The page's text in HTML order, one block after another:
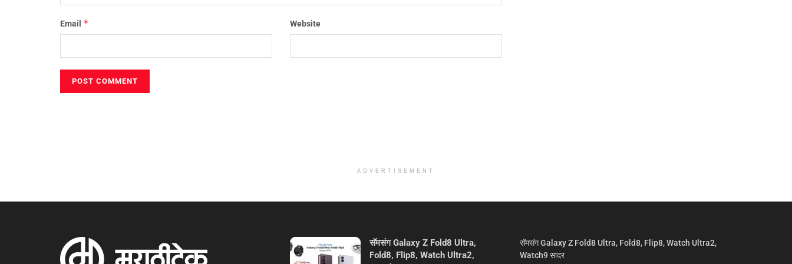
Email * Website
ADVERTISEMENT
सॅमसंग Galaxy Z Fold8 Ultra,
Fold8, Flip8, Watch Ultra2,
सॅमसंग Galaxy Z Fold8 Ultra, Fold8, Flip8, Watch Ultra2,
Watch9 सादर